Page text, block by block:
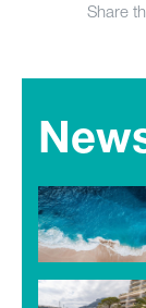
Share